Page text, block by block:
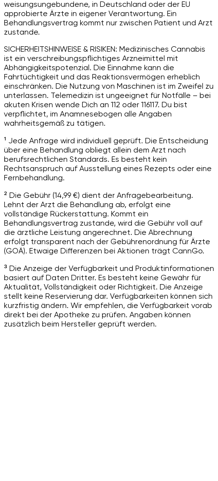
weisungsungebundene, in Deutschland oder der EU
approbierte Ärzte in eigener Verantwortung. Ein
Behandlungsvertrag kommt nur zwischen Patient und Arzt
zustande.
SICHERHEITSHINWEISE & RISIKEN: Medizinisches Cannabis
ist ein verschreibungspflichtiges Arzneimittel mit
Abhängigkeitspotenzial. Die Einnahme kann die
Fahrtüchtigkeit und das Reaktionsvermögen erheblich
einschränken. Die Nutzung von Maschinen ist im Zweifel zu
unterlassen. Telemedizin ist ungeeignet für Notfälle – bei
akuten Krisen wende Dich an 112 oder 116117. Du bist
verpflichtet, im Anamnesebogen alle Angaben
wahrheitsgemäß zu tätigen.
¹ Jede Anfrage wird individuell geprüft. Die Entscheidung
über eine Behandlung obliegt allein dem Arzt nach
berufsrechtlichen Standards. Es besteht kein
Rechtsanspruch auf Ausstellung eines Rezepts oder eine
Fernbehandlung.
² Die Gebühr (14,99 €) dient der Anfragebearbeitung.
Lehnt der Arzt die Behandlung ab, erfolgt eine
vollständige Rückerstattung. Kommt ein
Behandlungsvertrag zustande, wird die Gebühr voll auf
die ärztliche Leistung angerechnet. Die Abrechnung
erfolgt transparent nach der Gebührenordnung für Ärzte
(GOÄ). Etwaige Differenzen bei Aktionen trägt CannGo.
³ Die Anzeige der Verfügbarkeit und Produktinformationen
basiert auf Daten Dritter. Es besteht keine Gewähr für
Aktualität, Vollständigkeit oder Richtigkeit. Die Anzeige
stellt keine Reservierung dar. Verfügbarkeiten können sich
kurzfristig ändern. Wir empfehlen, die Verfügbarkeit vorab
direkt bei der Apotheke zu prüfen. Angaben können
zusätzlich beim Hersteller geprüft werden.